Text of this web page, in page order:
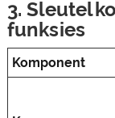
3.
funksies
Komponent